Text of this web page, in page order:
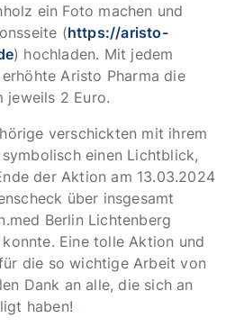
ein Foto machen und
(https://aristo-
) hochladen. Mit jedem
Aristo Pharma die
jeweils 2 Euro.
verschickten mit ihrem
einen Lichtblick,
der Aktion am 13.03.2024
über insgesamt
Berlin Lichtenberg
Eine tolle Aktion und
die so wichtige Arbeit von
Dank an alle, die sich an
haben!